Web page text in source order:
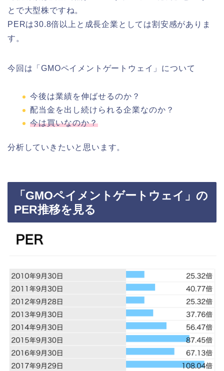
とで大型株ですね。
PERは30.8倍以上と成長企業としては割安感がありま
す。
今回は「GMOペイメントゲートウェイ」について
今後は業績を伸ばせるのか？
配当金を出し続けられる企業なのか？
今は買いなのか？
分析していきたいと思います。
「GMOペイメントゲートウェイ」の
PER推移を見る